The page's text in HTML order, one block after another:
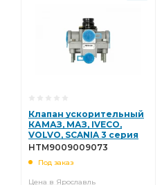
Клапан ускорительный
КАМАЗ, МАЗ, IVECO,
VOLVO, SCANIA 3 серия
(ан. 9730110000)
HTM9009009073
HTM9009009073
Под заказ
Цена в Ярославль